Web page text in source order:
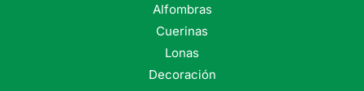
Alfombras
Cuerinas
Lonas
Decoración